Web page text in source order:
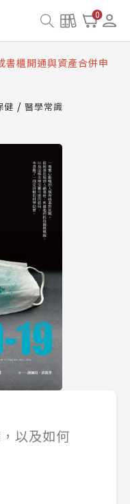
0
產合併與書櫃開通申請
見問題
書櫃開通與資產合併申
合併與書櫃開通申請
健
醫學常識
以及如何